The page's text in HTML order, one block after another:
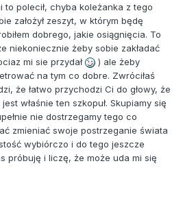
to polecił, chyba koleżanka z tego
założył zeszyt, w którym będę
dobrego, jakie osiągnięcia. To
niekoniecznie żeby sobie zakładać
mi sie przydał
) ale żeby
na tym co dobre. Zwróciłaś
że łatwo przychodzi Ci do głowy, że
właśnie ten szkopuł. Skupiamy się
nie dostrzegamy tego co
zmieniać swoje postrzeganie świata
wybiórczo i do tego jeszcze
próbuję i liczę, że może uda mi się